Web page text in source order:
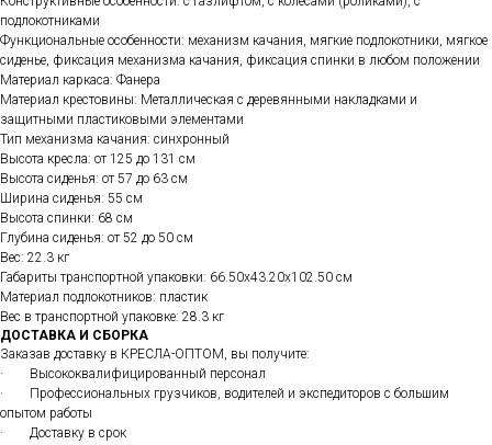
подлокотниками
Функциональные особенности: механизм качания, мягкие подлокотники, мягкое
сиденье, фиксация механизма качания, фиксация спинки в любом положении
Материал каркаса: Фанера
Материал крестовины: Металлическая с деревянными накладками и
защитными пластиковыми элементами
Тип механизма качания: синхронный
Высота кресла: от 125 до 131 см
Высота сиденья: от 57 до 63 см
Ширина сиденья: 55 см
Высота спинки: 68 см
Глубина сиденья: от 52 до 50 см
Вес: 22.3 кг
Габариты транспортной упаковки: 66.50х43.20х102.50 см
Материал подлокотников: пластик
Вес в транспортной упаковке: 28.3 кг
ДОСТАВКА И СБОРКА
Заказав доставку в КРЕСЛА-ОПТОМ, вы получите:
· Высококвалифицированный персонал
· Профессиональных грузчиков, водителей и экспедиторов с большим
опытом работы
· Доставку в срок